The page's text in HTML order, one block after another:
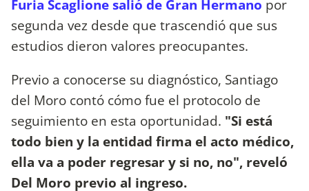
Furia Scaglione salió de Gran Hermano por
segunda vez desde que trascendió que sus
estudios dieron valores preocupantes.
Previo a conocerse su diagnóstico, Santiago
del Moro contó cómo fue el protocolo de
seguimiento en esta oportunidad. "Si está
todo bien y la entidad firma el acto médico,
ella va a poder regresar y si no, no", reveló
Del Moro previo al ingreso.